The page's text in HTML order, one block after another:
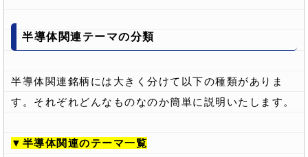
半導体関連テーマの分類
半導体関連銘柄には大きく分けて以下の種類がありま
す。それぞれどんなものなのか簡単に説明いたします。
▼半導体関連のテーマ一覧